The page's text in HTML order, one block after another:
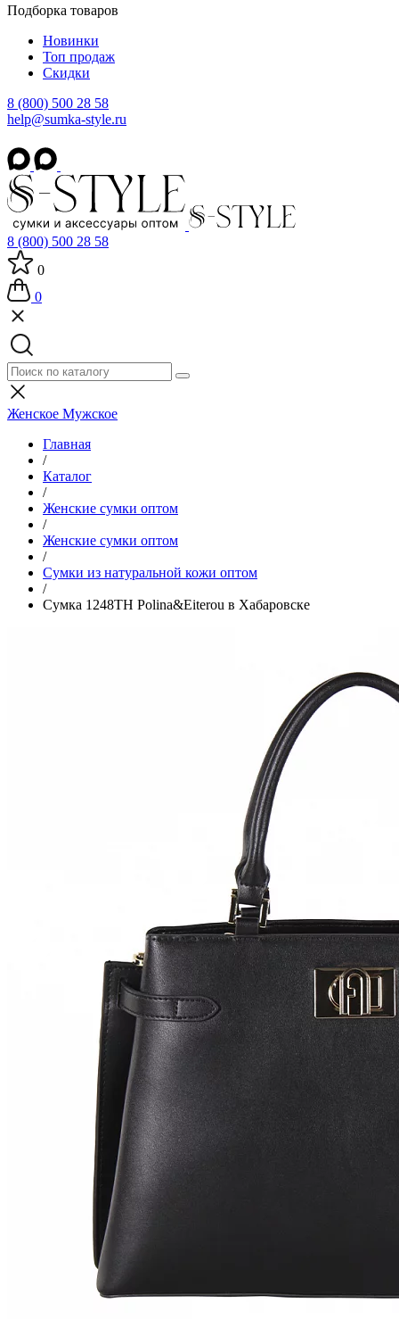
Подборка товаров
Новинки
Топ продаж
Скидки
8 (800) 500 28 58
help@sumka-style.ru
8 (800) 500 28 58
0
0
Женское Мужское
Главная
/
Каталог
/
Женские сумки оптом
/
Женские сумки оптом
/
Cумки из натуральной кожи оптом
/
Сумка 1248TH Polina&Eiterou в Хабаровске